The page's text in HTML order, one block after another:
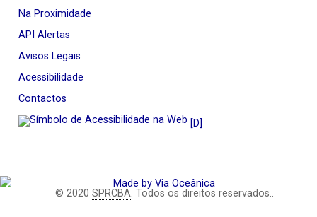
Na Proximidade
API Alertas
Avisos Legais
Acessibilidade
Contactos
[D]
© 2020 SPRCBA. Todos os direitos reservados..